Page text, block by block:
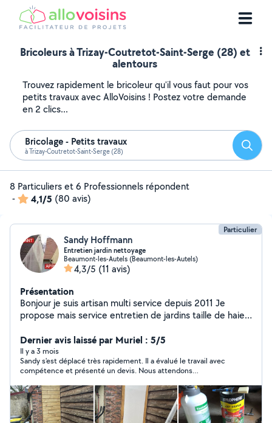
Bricoleurs à Trizay-Coutretot-Saint-Serge (28) et
alentours
Trouvez rapidement le bricoleur qu'il vous faut pour vos
petits travaux avec AlloVoisins ! Postez votre demande
en 2 clics...
Bricolage - Petits travaux
à Trizay-Coutretot-Saint-Serge (28)
8 Particuliers et 6 Professionnels répondent
-
4,1/5 (80 avis)
Particulier
Sandy Hoffmann
Entretien jardin nettoyage
Beaumont-les-Autels (Beaumont-les-Autels)
4,3/5 (11 avis)
Présentation
Bonjour je suis artisan multi service depuis 2011 Je
propose mais service entretien de jardins taille de haies
Nettoyage toiture anti mousse hydrofuge Pose papier
peint Peinture intérieur extérieur Nettoyage gouttière
Maçonnerie Pose clôture rigide Pose portail Dalle béton
Création, terrasse sur-mesure Construction, abri de
jardin chalet Service qualité au meilleur prix Facilités de
paiement en 3 fois sans frais Devis et déplacement
gratuit
Dernier avis laissé par Muriel : 5/5
Il y a 3 mois
Sandy s'est déplacé très rapidement. Il a évalué le travail avec
compétence et présenté un devis. Nous attendons
avis.